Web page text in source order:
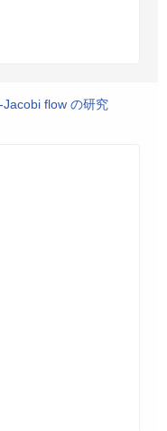
flow の研究